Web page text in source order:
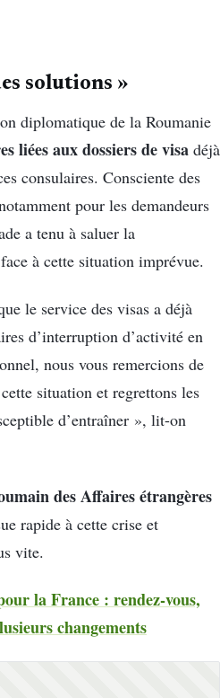
solutions »
diplomatique de la Roumanie
liées aux dossiers de visa déjà
consulaires. Consciente des
pour les demandeurs
a tenu à saluer la
à cette situation imprévue.
le service des visas a déjà
d’interruption d’activité en
nous vous remercions de
situation et regrettons les
d’entraîner », lit-on
des Affaires étrangères
rapide à cette crise et
vite.
la France : rendez-vous,
changements